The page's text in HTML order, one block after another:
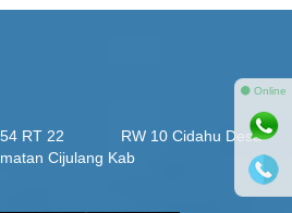
54 RT 22 RW 10 Cidahu Desa
Cijulang Kab
⚫ Online